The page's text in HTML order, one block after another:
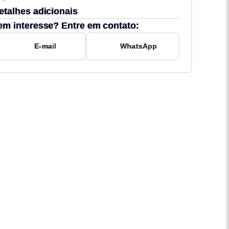
adicionais
interesse? Entre em contato:
E-mail WhatsApp